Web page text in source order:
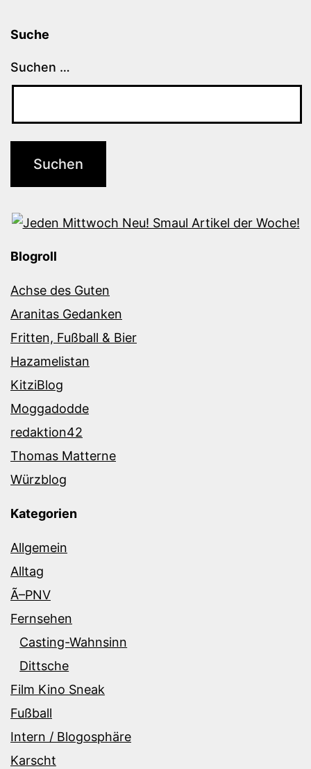
Suche
Suchen …
Blogroll
Achse des Guten
Aranitas Gedanken
Fritten, Fußball & Bier
Hazamelistan
KitziBlog
Moggadodde
redaktion42
Thomas Matterne
Würzblog
Kategorien
Allgemein
Alltag
Ã–PNV
Fernsehen
Casting-Wahnsinn
Dittsche
Film Kino Sneak
Fußball
Intern / Blogosphäre
Karscht